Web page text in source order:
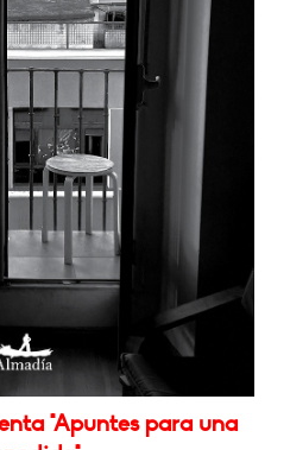
"Apuntes para una